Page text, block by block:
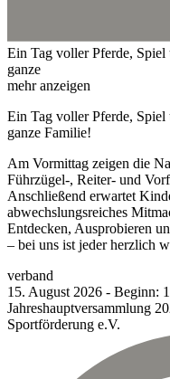
Ein Tag voller Pferde, Spiel
ganze
mehr anzeigen
Ein Tag voller Pferde, Spiel
ganze Familie!
Am Vormittag zeigen die
Führzügel-, Reiter- und
Anschließend erwartet
abwechslungsreiches
Entdecken, Ausprobieren
– bei uns ist jeder herzlich
verband
15. August 2026 - Beginn:
Jahreshauptversammlung
Sportförderung e.V.